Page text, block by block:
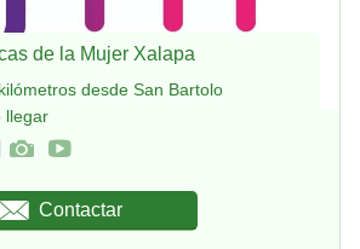
de la Mujer Xalapa
desde San Bartolo
llegar
Contactar